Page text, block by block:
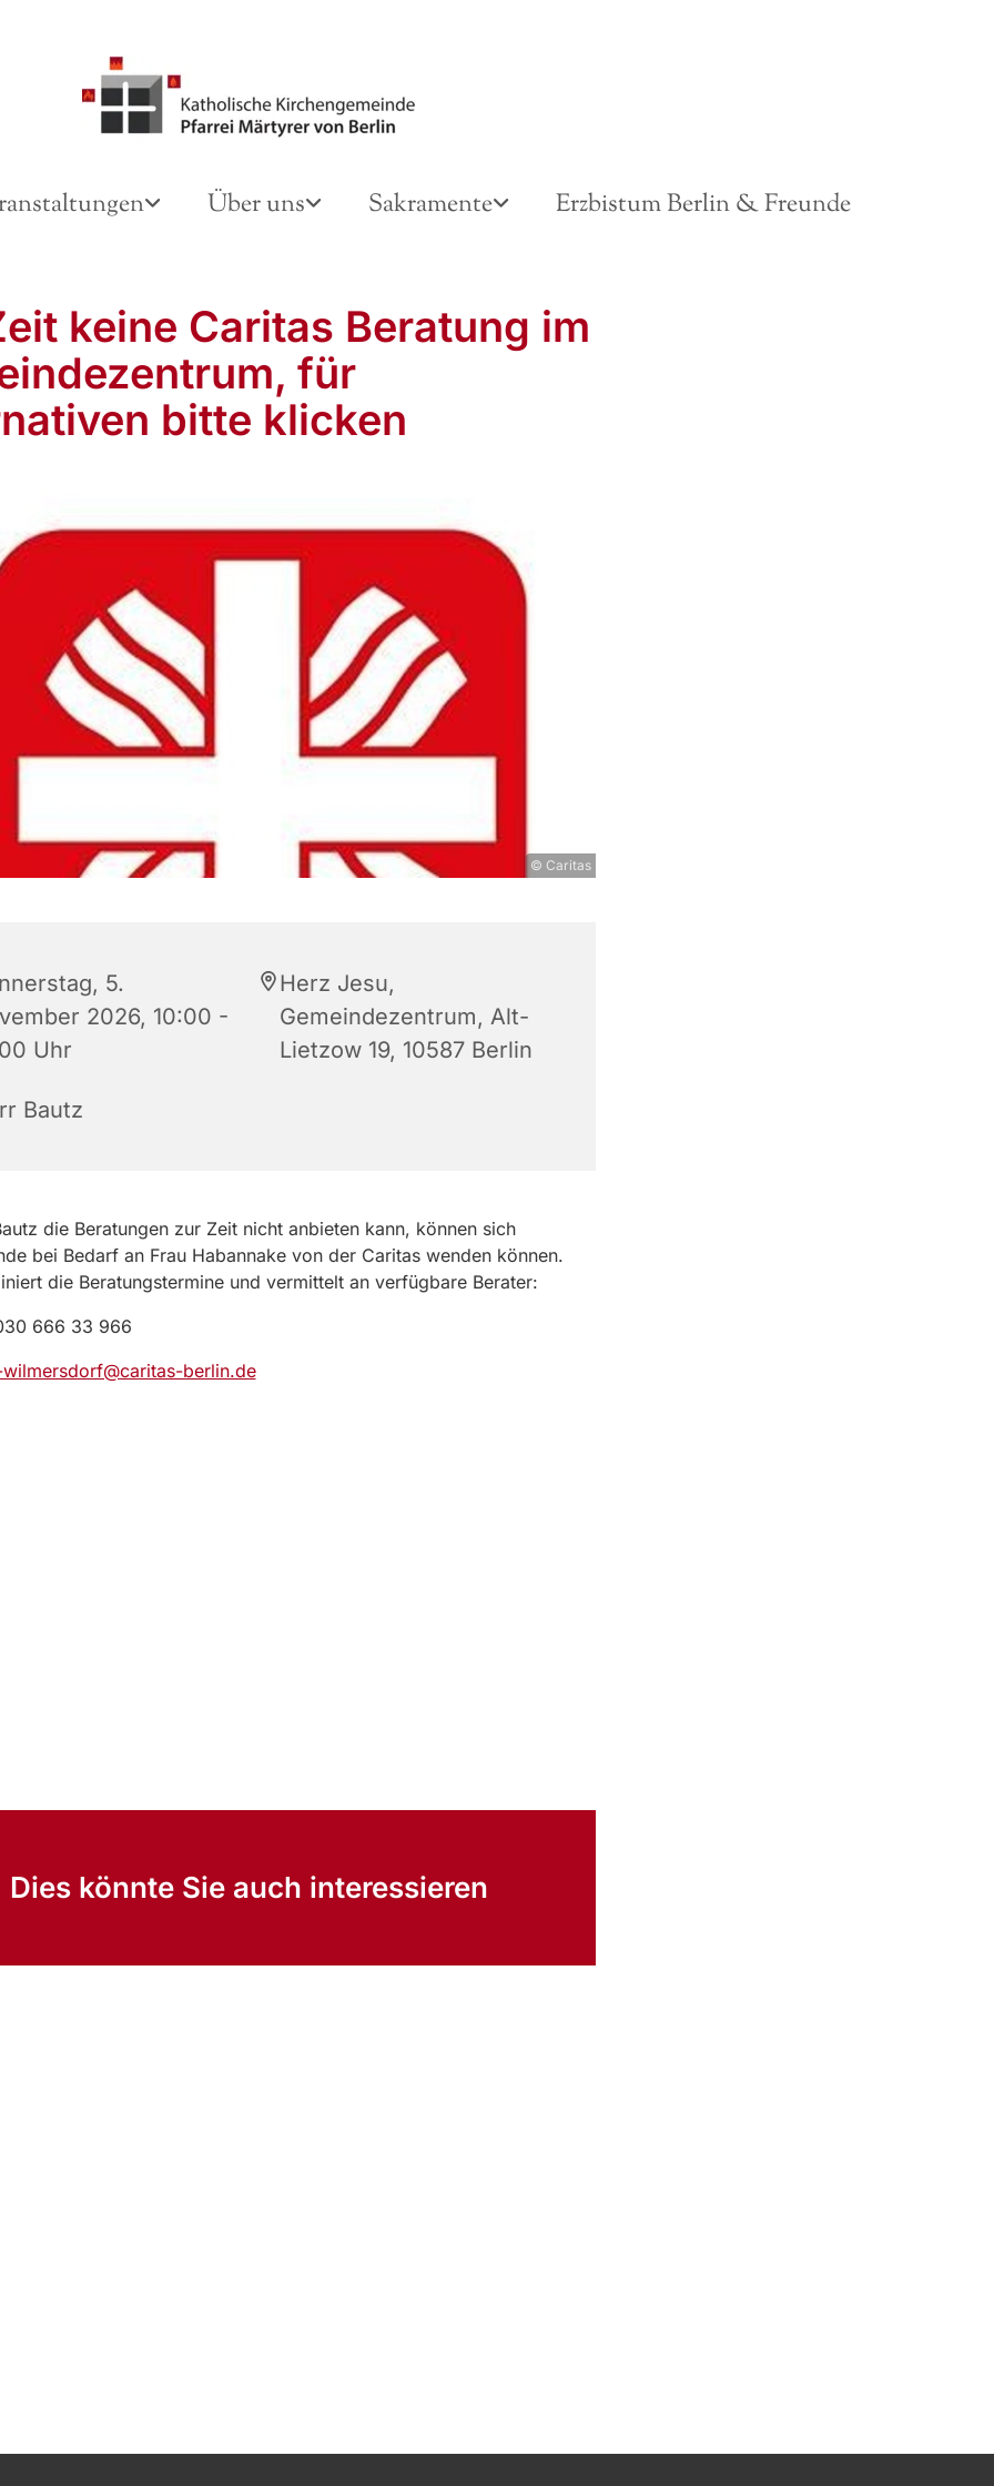
Über uns Sakramente Erzbistum Berlin & Freunde
keine Caritas Beratung im
für
bitte klicken
© Caritas
5.
2026, 10:00 -
Uhr
Herz Jesu,
Gemeindezentrum, Alt-
Lietzow 19, 10587 Berlin
Bautz
die Beratungen zur Zeit nicht anbieten kann, können sich
bei Bedarf an Frau Habannake von der Caritas wenden können.
die Beratungstermine und vermittelt an verfügbare Berater:
666 33 966
berlin.de
Dies könnte Sie auch interessieren